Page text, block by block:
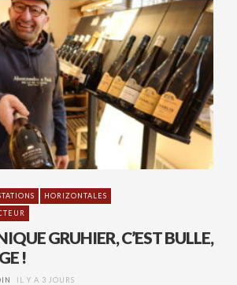
HORIZONTALES
GRUHIER, C’EST BULLE,
!
IL Y A 3 JOURS